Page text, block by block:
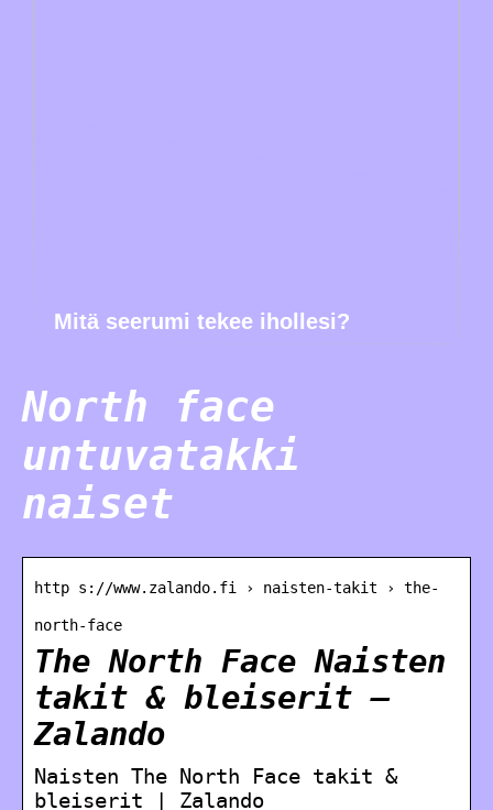
Mitä seerumi tekee ihollesi?
North face
untuvatakki
naiset
http s://www.zalando.fi › naisten-takit › the-
north-face
The North Face Naisten
takit & bleiserit –
Zalando
Naisten The North Face takit &
bleiserit | Zalando